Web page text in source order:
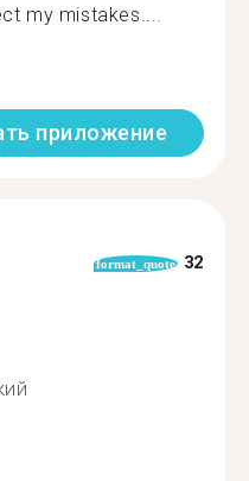
my mistakes....
приложение
format_quote 32